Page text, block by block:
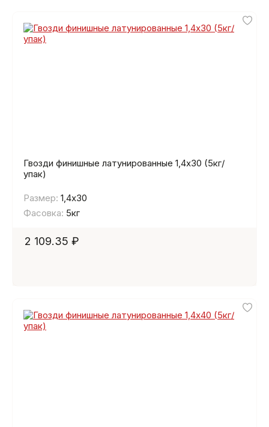
Гвозди финишные латунированные 1,4х30 (5кг/
упак)
Размер: 1,4х30
Фасовка: 5кг
2 109.35 ₽